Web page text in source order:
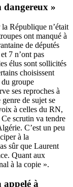
dangereux »
République n’était
ont manqué à
de députés
7 n’ont pas
élus sont sollicités
choisissent
groupe
ses reproches à
de sujet se
à celles du RN,
scrutin va tendre
C’est un peu
à la
sûr que Laurent
Quant aux
à la copie ».
appelé à